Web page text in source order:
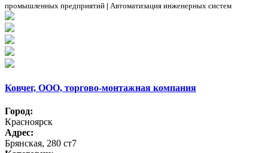
промышленных предприятий | Автоматизация инженерных систем
Ковчег, ООО, торгово-монтажная компания
Город:
Красноярск
Адрес:
Брянская, 280 ст7